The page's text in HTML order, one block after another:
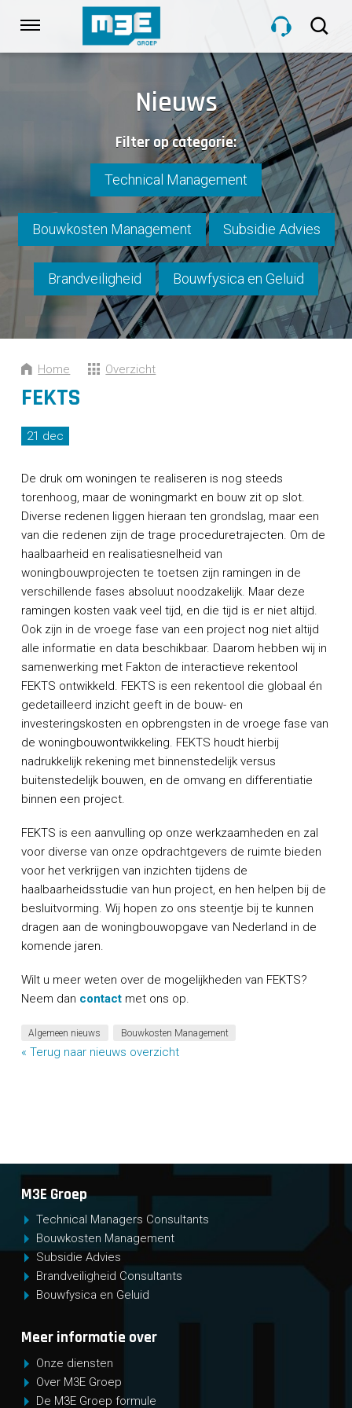
links
PROJECTEN
OVER M3E
NIEUWS
CONTACT
Nieuws
Filter op categorie:
Technical Management
Bouwkosten Management Subsidie Advies
Brandveiligheid Bouwfysica en Geluid
Home Overzicht
FEKTS
21 dec
De druk om woningen te realiseren is nog steeds
torenhoog, maar de woningmarkt en bouw zit op slot.
Diverse redenen liggen hieraan ten grondslag, maar een
van die redenen zijn de trage proceduretrajecten. Om de
haalbaarheid en realisatiesnelheid van
woningbouwprojecten te toetsen zijn ramingen in de
verschillende fases absoluut noodzakelijk. Maar deze
ramingen kosten vaak veel tijd, en die tijd is er niet altijd.
Ook zijn in de vroege fase van een project nog niet altijd
alle informatie en data beschikbaar. Daarom hebben wij in
samenwerking met Fakton de interactieve rekentool
FEKTS ontwikkeld. FEKTS is een rekentool die globaal én
gedetailleerd inzicht geeft in de bouw- en
investeringskosten en opbrengsten in de vroege fase van
de woningbouwontwikkeling. FEKTS houdt hierbij
nadrukkelijk rekening met binnenstedelijk versus
buitenstedelijk bouwen, en de omvang en differentiatie
binnen een project.
FEKTS is een aanvulling op onze werkzaamheden en zal
voor diverse van onze opdrachtgevers de ruimte bieden
voor het verkrijgen van inzichten tijdens de
haalbaarheidsstudie van hun project, en hen helpen bij de
besluitvorming. Wij hopen zo ons steentje bij te kunnen
dragen aan de woningbouwopgave van Nederland in de
komende jaren.
Wilt u meer weten over de mogelijkheden van FEKTS?
Neem dan contact met ons op.
Algemeen nieuws Bouwkosten Management
« Terug naar nieuws overzicht
M3E Groep
Technical Managers Consultants
Bouwkosten Management
Subsidie Advies
Brandveiligheid Consultants
Bouwfysica en Geluid
Meer informatie over
Onze diensten
Over M3E Groep
De M3E Groep formule